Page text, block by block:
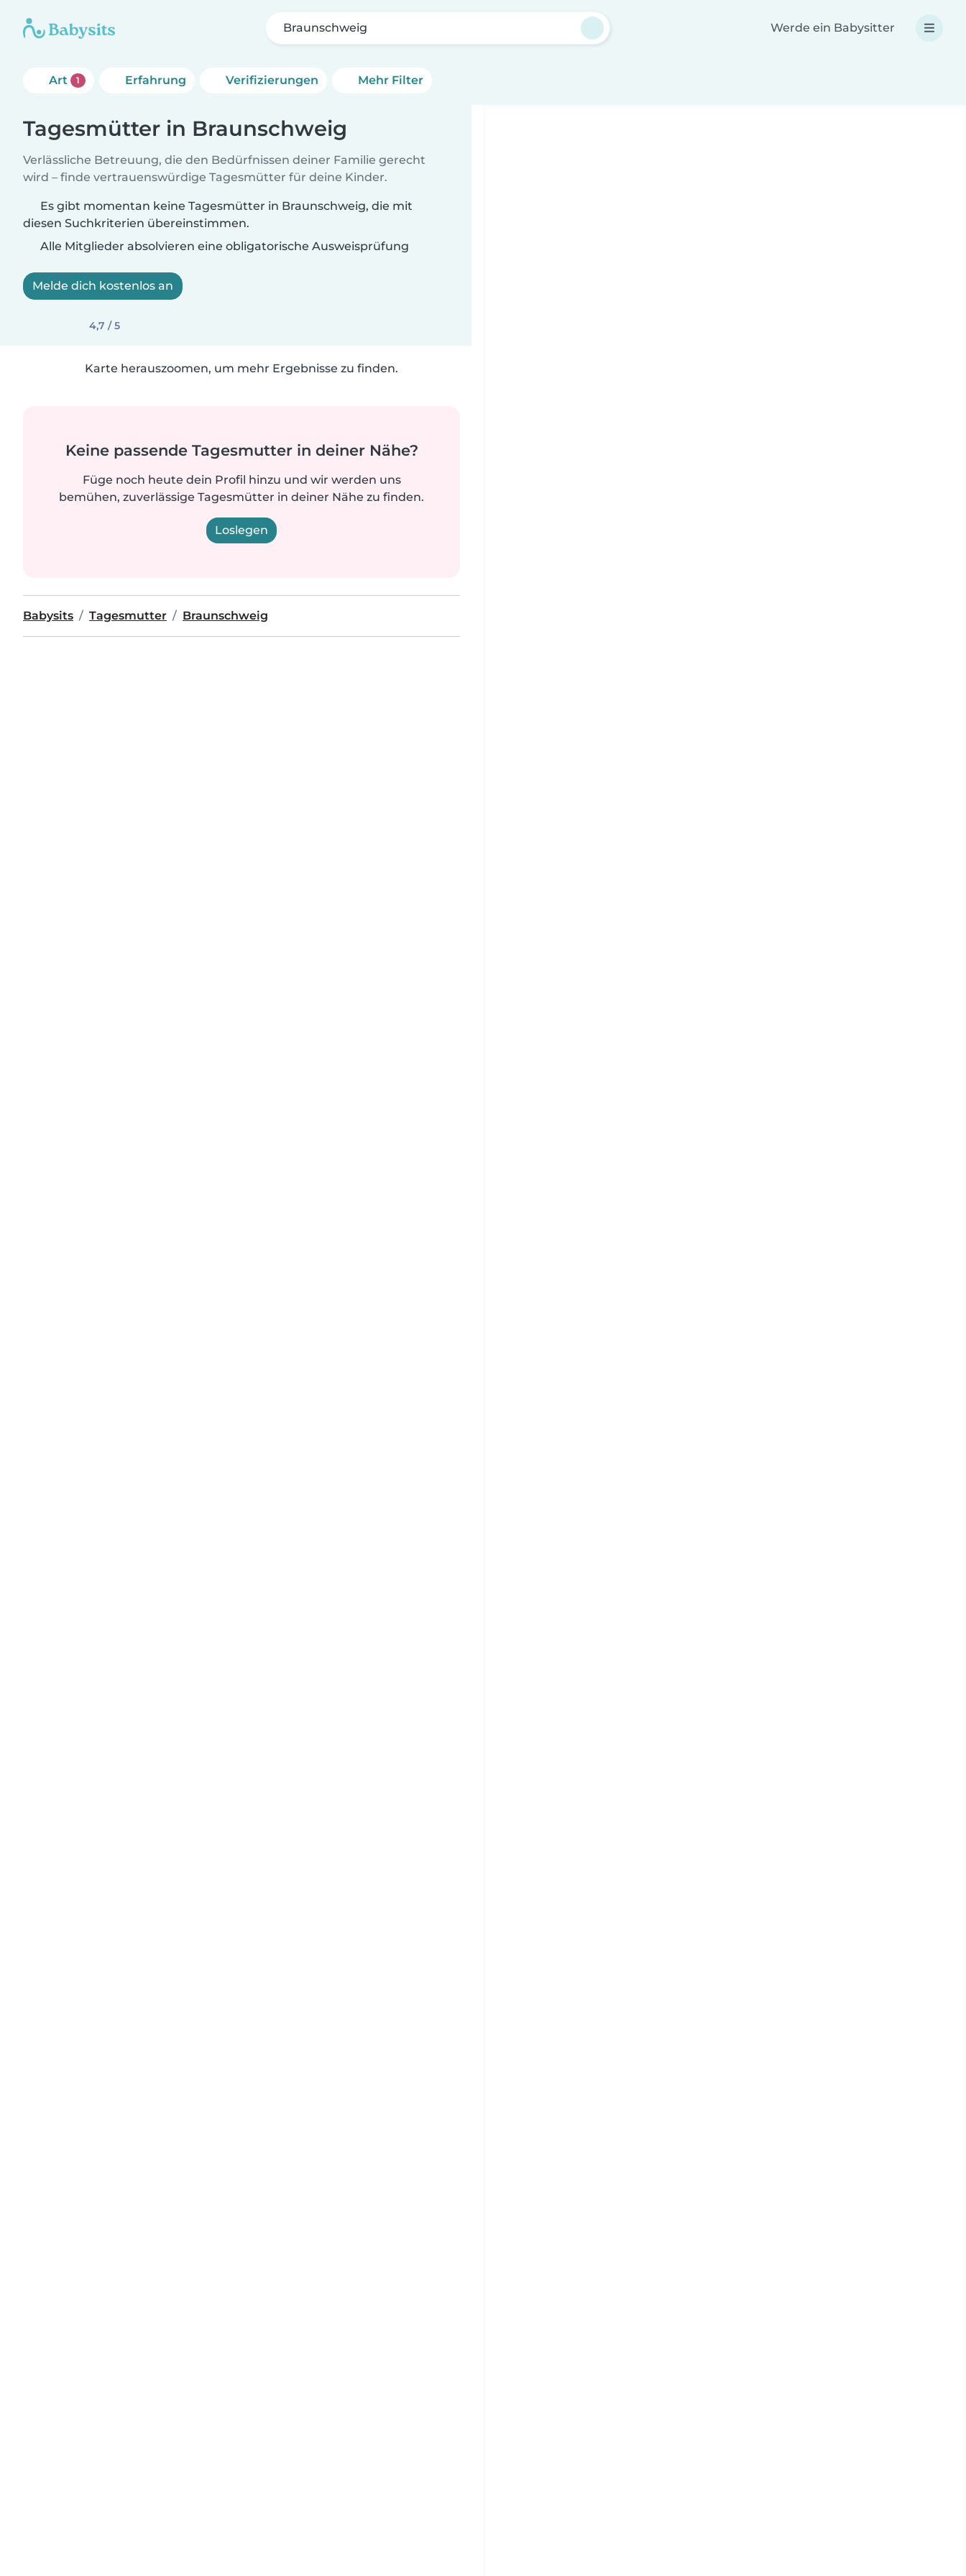
Braunschweig Werde ein Babysitter
Art 1 Erfahrung Verifizierungen Mehr Filter
Tagesmütter in Braunschweig
Verlässliche Betreuung, die den Bedürfnissen deiner Familie gerecht
wird – finde vertrauenswürdige Tagesmütter für deine Kinder.
Es gibt momentan keine Tagesmütter in Braunschweig, die mit
diesen Suchkriterien übereinstimmen.
Alle Mitglieder absolvieren eine obligatorische Ausweisprüfung
Melde dich kostenlos an
4,7 / 5
Karte herauszoomen, um mehr Ergebnisse zu finden.
Keine passende Tagesmutter in deiner Nähe?
Füge noch heute dein Profil hinzu und wir werden uns
bemühen, zuverlässige Tagesmütter in deiner Nähe zu finden.
Loslegen
Babysits Tagesmutter Braunschweig